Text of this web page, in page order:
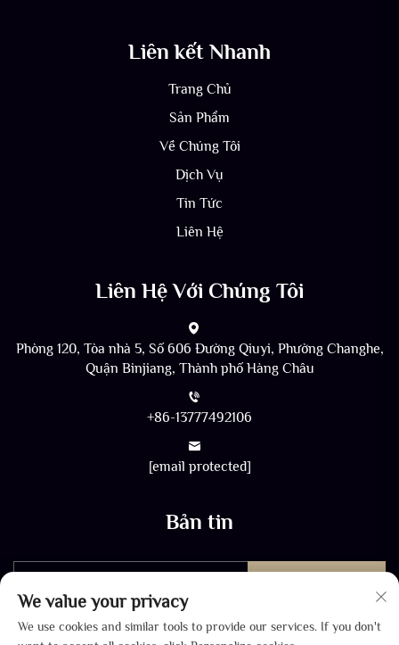
Liên kết Nhanh
Trang Chủ
Sản Phẩm
Về Chúng Tôi
Dịch Vụ
Tin Tức
Liên Hệ
Liên Hệ Với Chúng Tôi
Phòng 120, Tòa nhà 5, Số 606 Đường Qiuyi, Phường Changhe,
Quận Binjiang, Thành phố Hàng Châu
+86-13777492106
[email protected]
Bản tin
We value your privacy
We use cookies and similar tools to provide our services. If you don't